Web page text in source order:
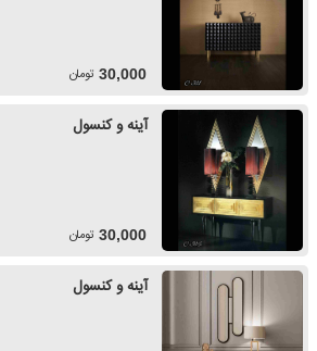
30,000 تومان
آینه و کنسول
30,000 تومان
آینه و کنسول